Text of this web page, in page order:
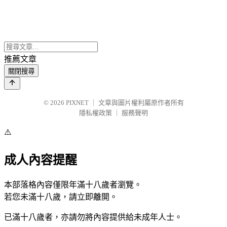
推薦文章
關閉搜尋
© 2026 PIXNET
文章與圖片權利屬原作者所有
隱私權政策
服務聲明
⚠️
成人內容提醒
本部落格內容僅限年滿十八歲者瀏覽。
若您未滿十八歲，請立即離開。
已滿十八歲者，亦請勿將內容提供給未成年人士。